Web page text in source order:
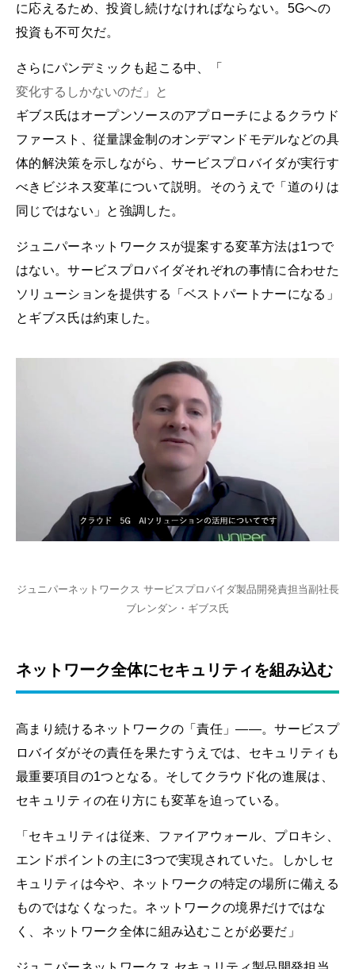
に応えるため、投資し続けなければならない。5Gへの
投資も不可欠だ。
さらにパンデミックも起こる中、「
変化するしかないのだ」と
ギブス氏はオープンソースのアプローチによるクラウド
ファースト、従量課金制のオンデマンドモデルなどの具
体的解決策を示しながら、サービスプロバイダが実行す
べきビジネス変革について説明。そのうえで「道のりは
同じではない」と強調した。
ジュニパーネットワークスが提案する変革方法は1つで
はない。サービスプロバイダそれぞれの事情に合わせた
ソリューションを提供する「ベストパートナーになる」
とギブス氏は約束した。
ジュニパーネットワークス サービスプロバイダ製品開発責担当副社長
ブレンダン・ギブス氏
ネットワーク全体にセキュリティを組み込む
高まり続けるネットワークの「責任」――。サービスプ
ロバイダがその責任を果たすうえでは、セキュリティも
最重要項目の1つとなる。そしてクラウド化の進展は、
セキュリティの在り方にも変革を迫っている。
「セキュリティは従来、ファイアウォール、プロキシ、
エンドポイントの主に3つで実現されていた。しかしセ
キュリティは今や、ネットワークの特定の場所に備える
ものではなくなった。ネットワークの境界だけではな
く、ネットワーク全体に組み込むことが必要だ」